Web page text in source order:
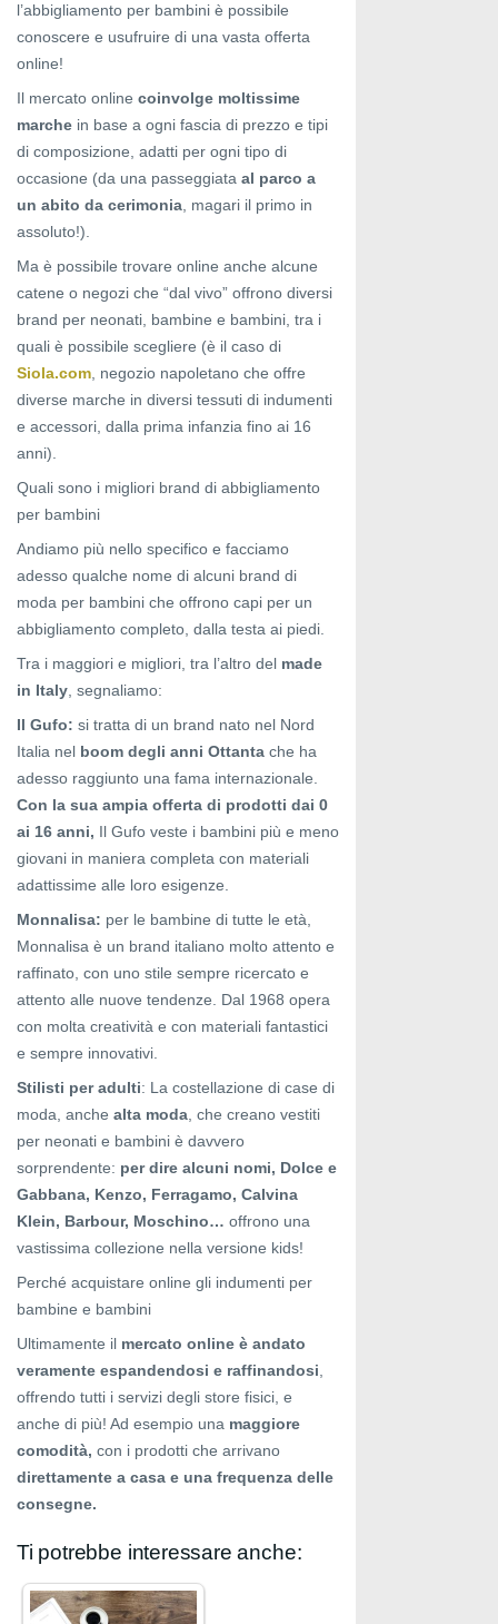
l’abbigliamento per bambini è possibile
conoscere e usufruire di una vasta offerta
online!
Il mercato online coinvolge moltissime
marche in base a ogni fascia di prezzo e tipi
di composizione, adatti per ogni tipo di
occasione (da una passeggiata al parco a
un abito da cerimonia , magari il primo in
assoluto!).
Ma è possibile trovare online anche alcune
catene o negozi che “dal vivo” offrono diversi
brand per neonati, bambine e bambini, tra i
quali è possibile scegliere (è il caso di
Siola.com , negozio napoletano che offre
diverse marche in diversi tessuti di indumenti
e accessori, dalla prima infanzia fino ai 16
anni).
Quali sono i migliori brand di abbigliamento
per bambini
Andiamo più nello specifico e facciamo
adesso qualche nome di alcuni brand di
moda per bambini che offrono capi per un
abbigliamento completo, dalla testa ai piedi.
Tra i maggiori e migliori, tra l’altro del made
in Italy , segnaliamo:
Il Gufo: si tratta di un brand nato nel Nord
Italia nel boom degli anni Ottanta che ha
adesso raggiunto una fama internazionale.
Con la sua ampia offerta di prodotti dai 0
ai 16 anni, Il Gufo veste i bambini più e meno
giovani in maniera completa con materiali
adattissime alle loro esigenze.
Monnalisa: per le bambine di tutte le età,
Monnalisa è un brand italiano molto attento e
raffinato, con uno stile sempre ricercato e
attento alle nuove tendenze. Dal 1968 opera
con molta creatività e con materiali fantastici
e sempre innovativi.
Stilisti per adulti: La costellazione di case di
moda, anche alta moda , che creano vestiti
per neonati e bambini è davvero
sorprendente: per dire alcuni nomi, Dolce e
Gabbana, Kenzo, Ferragamo, Calvina
Klein, Barbour, Moschino… offrono una
vastissima collezione nella versione kids!
Perché acquistare online gli indumenti per
bambine e bambini
Ultimamente il mercato online è andato
veramente espandendosi e raffinandosi
offrendo tutti i servizi degli store fisici, e
anche di più! Ad esempio una maggiore
comodità, con i prodotti che arrivano
direttamente a casa e una frequenza delle
consegne.
Ti potrebbe interessare anche: